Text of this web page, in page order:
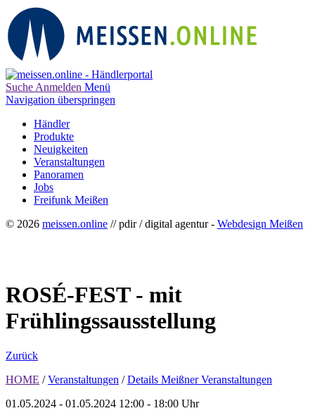
Suche Anmelden Menü
Navigation überspringen
Händler
Produkte
Neuigkeiten
Veranstaltungen
Panoramen
Jobs
Freifunk Meißen
© 2026 meissen.online // pdir / digital agentur - Webdesign Meißen
ROSÉ-FEST - mit
Frühlingssausstellung
Zurück
HOME / Veranstaltungen / Details Meißner Veranstaltungen
01.05.2024 - 01.05.2024 12:00 - 18:00 Uhr